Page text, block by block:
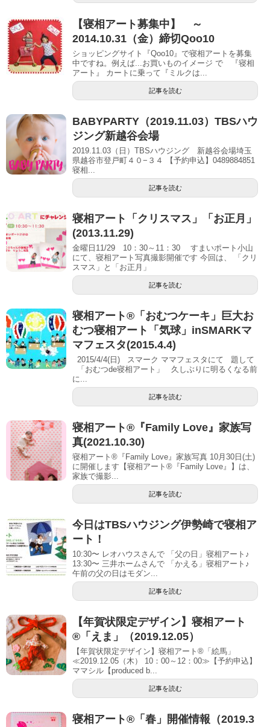
【寝相アート募集中】 ～
2014.10.31（金）締切Qoo10
ショッピングサイト『Qoo10』で寝相アートを募集
中ですね。例えば...お買いものイメージ で 『寝相
アート』 カートに乗って『ミルクは...
記事を読む
BABYPARTY（2019.11.03）TBSハウ
ジング新越谷会場
2019.11.03（日）TBSハウジング 新越谷会場埼玉
県越谷市登戸町４０−３４ 【予約申込】0489884851
寝相...
記事を読む
寝相アート「クリスマス」「お正月」
(2013.11.29)
金曜日11/29 10：30～11：30 すまいポート小山
にて、寝相アート写真撮影開催です 今回は、 「クリ
スマス」と「お正月」
記事を読む
寝相アート®「おむつケーキ」巨大お
むつ寝相アート「気球」inSMARKマ
マフェスタ(2015.4.4)
2015/4/4(日) スマーク ママフェスタにて 題して
「おむつde寝相アート」 久しぶりに明るくなる前
に...
記事を読む
寝相アート®『Family Love』家族写
真(2021.10.30)
寝相アート®『Family Love』家族写真 10月30日(土)
に開催します【寝相アート®︎『Family Love』】は、
家族で撮影...
記事を読む
今日はTBSハウジング伊勢崎で寝相ア
ート！
10:30〜 レオハウスさんで 「父の日」寝相アート♪
13:30〜 三井ホームさんで 「かえる」寝相アート♪
午前の父の日はモダン...
記事を読む
【年賀状限定デザイン】寝相アート
®「えま」（2019.12.05）
【年賀状限定デザイン】寝相アート®「絵馬」
≪2019.12.05（木） 10：00～12：00≫【予約申込】
ママシル【produced b...
記事を読む
寝相アート®「春」開催情報（2019.3